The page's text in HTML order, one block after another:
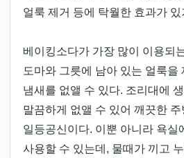
얼룩 제거 등에 탁월한 효과가
베이킹소다가 가장 많이 이용되
도마와 그릇에 남아 있는 얼룩을
냄새를 없앨 수 있다. 조리대에
말끔하게 없앨 수 있어 깨끗한
일등공신이다. 이뿐 아니라 욕실
사용할 수 있는데, 물때가 끼고